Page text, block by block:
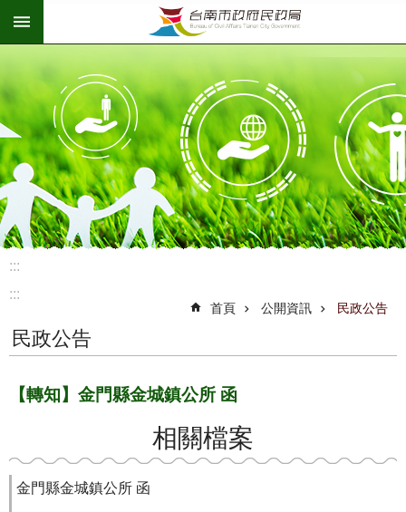
跳到主要內容區塊
:::
:::
首頁 公開資訊 民政公告
民政公告
【轉知】金門縣金城鎮公所 函
相關檔案
金門縣金城鎮公所 函